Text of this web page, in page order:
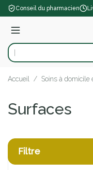
Aller au contenu
Conseil du pharmacien
Menu
Rechercher
Accueil / Soins à domicile
Surfaces
Filtre